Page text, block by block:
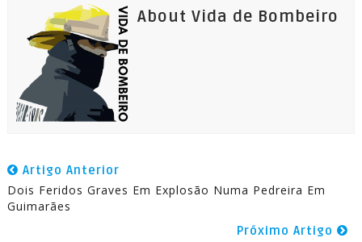
About Vida de Bombeiro
Artigo Anterior
Dois Feridos Graves Em Explosão Numa Pedreira Em
Guimarães
Próximo Artigo